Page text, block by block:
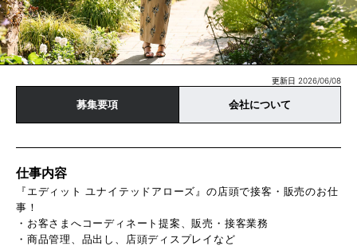
更新日 2026/06/08
募集要項 会社について
仕事内容
『エディット ユナイテッドアローズ』の店頭で接客・販売のお仕
事！
・お客さまへコーディネート提案、販売・接客業務
・商品管理、品出し、店頭ディスプレイなど